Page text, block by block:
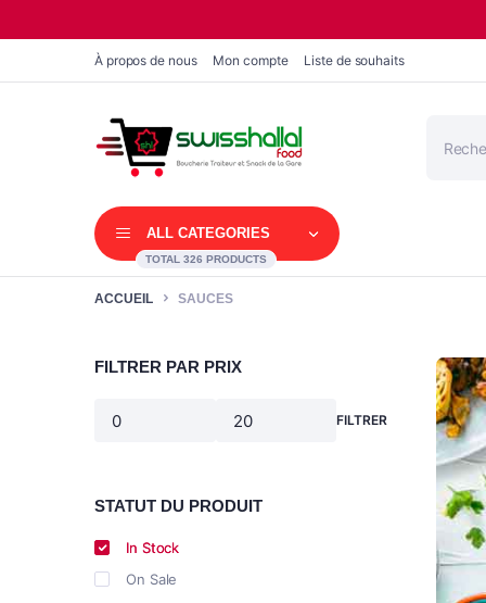
À propos de nous Mon compte Liste de souhaits
produits
ALL CATEGORIES
TOTAL 326 PRODUCTS
ACCUEIL SAUCES
FILTRER PAR PRIX
Prix
Prix
FILTRER
STATUT DU PRODUIT
In Stock
On Sale